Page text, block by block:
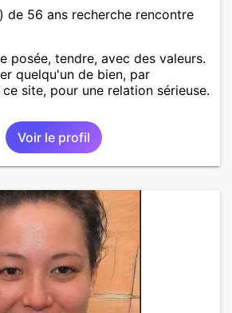
de 56 ans recherche rencontre
posée, tendre, avec des valeurs.
quelqu'un de bien, par
site, pour une relation sérieuse.
Voir le profil